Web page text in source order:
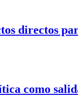
directos
como